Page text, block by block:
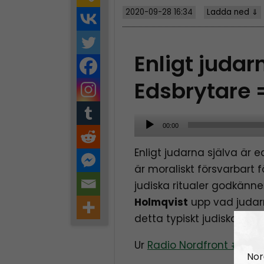
2020-09-28 16:34
Ladda ned ⇓
Enligt
Edsbrytare
d
i
o
P
l
y
00:00
Enligt judarna själva är
är moraliskt försvarbart
judiska ritualer
Holmqvist upp vad
detta typiskt judiska (?)
Ur Radio Nordfront #174